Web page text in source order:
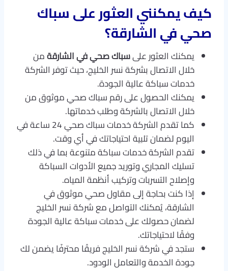
كيف يمكنني العثور على سباك
صحي في الشارقة؟
يمكنك العثور علىسباك صحي في الشارقةمن
خلال الاتصال بشركة نسر الخليج، حيث توفر الشركة
خدمات سباكة عالية الجودة.
يمكنك الحصول على رقم سباك صحي موثوق من
خلال الاتصال بالشركة وطلب خدماتها.
كما تقدم الشركة خدمات سباك صحي 24 ساعة في
اليوم لضمان تلبية احتياجاتك في أي وقت.
تقدم الشركة خدمات سباكة متنوعة بما في ذلك
تسليك المجاري وتوريد جميع الأدوات السباكة
وإصلاح التسربات وتركيب أنظمة المياه.
إذا كنت بحاجة إلى مقاول صحي موثوق في
الشارقة، يُمكنك التواصل مع شركة نسر الخليج
لضمان حصولك على خدمات سباكة عالية الجودة
وفقًا لاحتياجاتك.
ستجد في شركة نسر الخليج فريقًا محترفًا يضمن لك
جودة الخدمة والتعامل الودود.